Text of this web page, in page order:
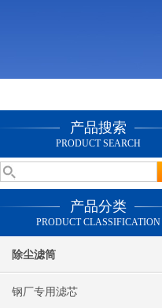
产品搜索
PRODUCT SEARCH
产品分类
PRODUCT CLASSIFICATION
除尘滤筒
钢厂专用滤芯